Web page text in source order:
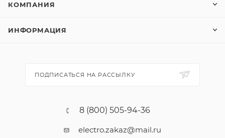
КОМПАНИЯ
ИНФОРМАЦИЯ
ПОДПИСАТЬСЯ НА РАССЫЛКУ
8 (800) 505-94-36
electro.zakaz@mail.ru